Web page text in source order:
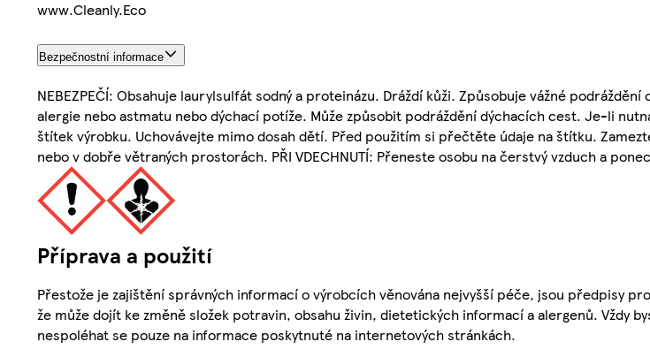
www.Cleanly.Eco
Bezpečnostní informace
NEBEZPEČÍ: Obsahuje laurylsulfát sodný a proteinázu. Dráždí kůži. Způsobuje vážné
alergie nebo astmatu nebo dýchací potíže. Může způsobit podráždění dýchacích cest. Je-li
štítek výrobku. Uchovávejte mimo dosah dětí. Před použitím si přečtěte údaje na štítku.
nebo v dobře větraných prostorách. PŘI VDECHNUTÍ: Přeneste osobu na čerstvý vzduch a
Příprava a použití
Přestože je zajištění správných informací o výrobcích věnována nejvyšší péče, jsou předpisy
že může dojít ke změně složek potravin, obsahu živin, dietetických informací a alergenů. Vždy
nespoléhat se pouze na informace poskytnuté na internetových stránkách.